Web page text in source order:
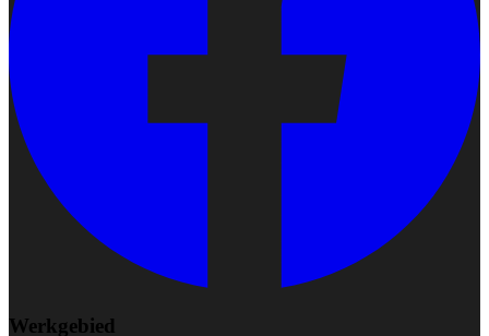
Werkgebied